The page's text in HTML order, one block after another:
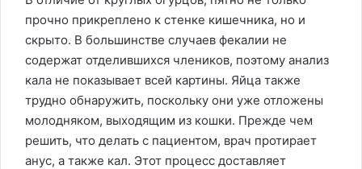
прочно прикреплено к стенке кишечника, но и
скрыто. В большинстве случаев фекалии не
содержат отделившихся члеников, поэтому анализ
кала не показывает всей картины. Яйца также
трудно обнаружить, поскольку они уже отложены
молодняком, выходящим из кошки. Прежде чем
решить, что делать с пациентом, врач протирает
анус, а также кал. Этот процесс доставляет